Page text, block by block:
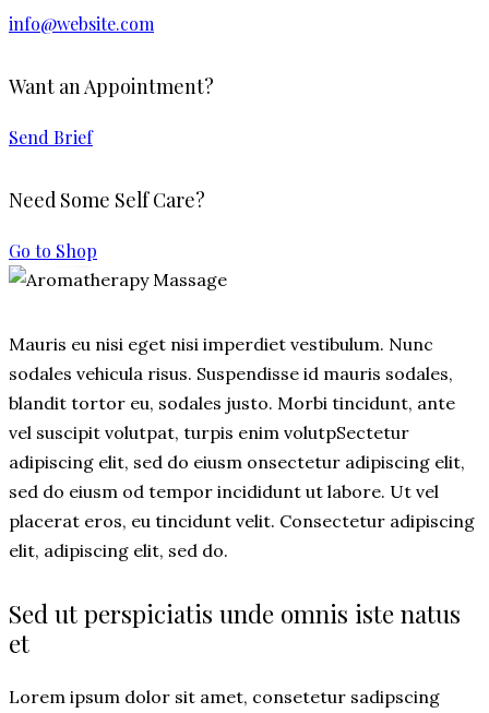
info@website.com
Want an Appointment?
Send Brief
Need Some Self Care?
Go to Shop$30.00
Mauris eu nisi eget nisi imperdiet vestibulum. Nunc
sodales vehicula risus. Suspendisse id mauris sodales,
blandit tortor eu, sodales justo. Morbi tincidunt, ante
vel suscipit volutpat, turpis enim volutpSectetur
adipiscing elit, sed do eiusm onsectetur adipiscing elit,
sed do eiusm od tempor incididunt ut labore. Ut vel
placerat eros, eu tincidunt velit. Consectetur adipiscing
elit, adipiscing elit, sed do.
Sed ut perspiciatis unde omnis iste natus
et
Lorem ipsum dolor sit amet, consetetur sadipscing